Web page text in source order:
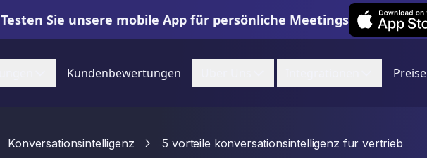
Testen Sie unsere mobile App für persönliche Meetings
Leexi on iOS
Kundenbewertungen Preise
Konversationsintelligenz 5 vorteile konversationsintelligenz fur vertrieb